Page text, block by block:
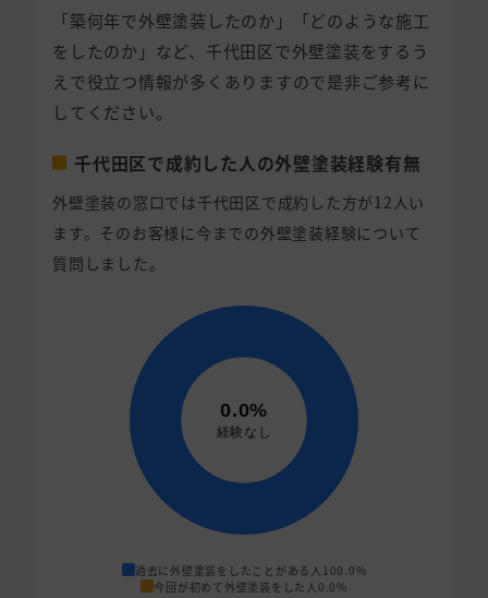
「築何年で外壁塗装したのか」「どのような施工
をしたのか」など、千代田区で外壁塗装をするう
えで役立つ情報が多くありますので是非ご参考に
してください。
千代田区で成約した人の外壁塗装経験有無
外壁塗装の窓口では千代田区で成約した方が12人い
ます。そのお客様に今までの外壁塗装経験について
質問しました。
過去に外壁塗装をしたことがある人 100.0%
今回が初めて外壁塗装をした人 0.0%